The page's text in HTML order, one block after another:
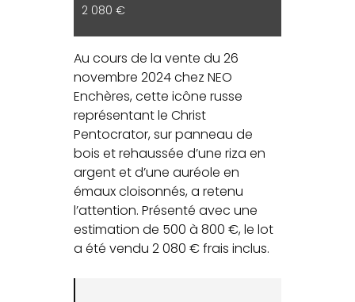
2 080 €
Au cours de la vente du 26
novembre 2024 chez NEO
Enchères, cette icône russe
représentant le Christ
Pentocrator, sur panneau de
bois et rehaussée d’une riza en
argent et d’une auréole en
émaux cloisonnés, a retenu
l’attention. Présenté avec une
estimation de 500 à 800 €, le lot
a été vendu 2 080 € frais inclus.